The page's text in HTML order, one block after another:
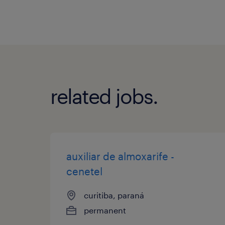
related jobs.
auxiliar de almoxarife -
cenetel
curitiba, paraná
permanent